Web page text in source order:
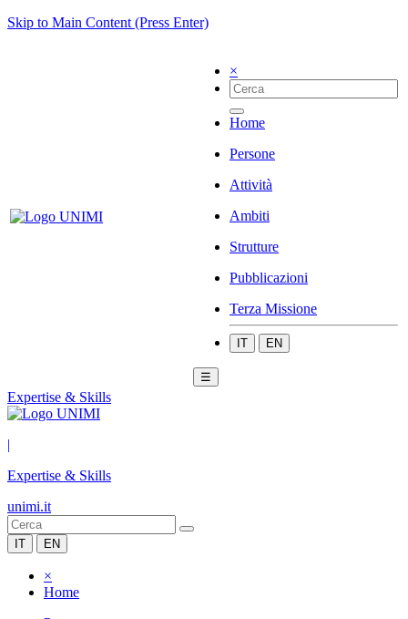
Skip to Main Content (Press Enter)
×
Home
Persone
Attività
Ambiti
Strutture
Pubblicazioni
Terza Missione
IT EN
☰
Expertise & Skills
|
Expertise & Skills
unimi.it
IT EN
×
Home